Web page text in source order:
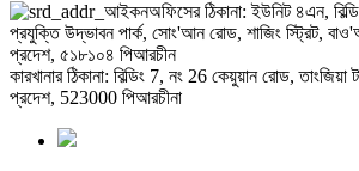
অফিসের ঠিকানা: ইউনিট ৪এন,
প্রযুক্তি উদ্ভাবন পার্ক, সোং'আন রোড, শাজিং স্ট্রিট,
প্রদেশ, ৫১৮১০৪ পিআরচীন
কারখানার ঠিকানা: বিল্ডিং 7, নং 26 কেয়ুয়ান রোড, তাংজিয়া
প্রদেশ, 523000 পিআরচীনা